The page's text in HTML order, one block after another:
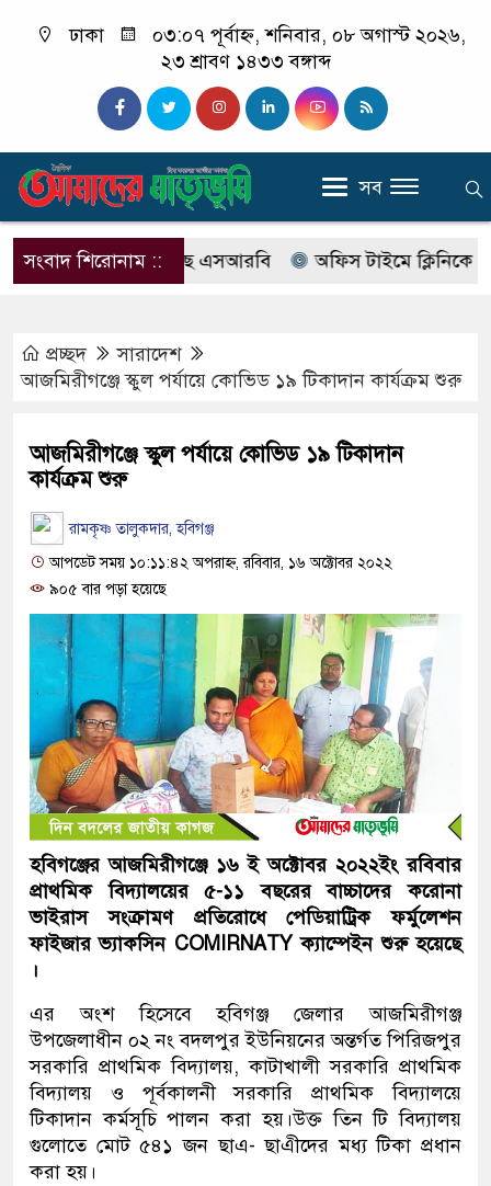
ঢাকা
০৩:০৭ পূর্বাহ্ন, শনিবার, ০৮ অগাস্ট ২০২৬,
২৩ শ্রাবণ ১৪৩৩ বঙ্গাব্দ
সব
সংবাদ শিরোনাম ::
নাম বদলে আসছে এসআরবি অফিস টাইমে ক্লিনিকে
প্রচ্ছদ
সারাদেশ
আজমিরীগঞ্জে স্কুল পর্যায়ে কোভিড ১৯ টিকাদান কার্যক্রম শুরু
আজমিরীগঞ্জে স্কুল পর্যায়ে কোভিড ১৯ টিকাদান
কার্যক্রম শুরু
রামকৃষ্ণ তালুকদার, হবিগঞ্জ
আপডেট সময় ১০:১১:৪২ অপরাহ্ন, রবিবার, ১৬ অক্টোবর ২০২২
৯০৫ বার পড়া হয়েছে
হবিগঞ্জের আজমিরীগঞ্জে ১৬ ই অক্টোবর ২০২২ইং রবিবার
প্রাথমিক বিদ্যালয়ের ৫-১১ বছরের বাচ্চাদের করোনা
ভাইরাস সংক্রামণ প্রতিরোধে পেডিয়াট্রিক ফর্মুলেশন
ফাইজার ভ্যাকসিন COMIRNATY ক্যাম্পেইন শুরু হয়েছে
।
এর অংশ হিসেবে হবিগঞ্জ জেলার আজমিরীগঞ্জ
উপজেলাধীন ০২ নং বদলপুর ইউনিয়নের অন্তর্গত পিরিজপুর
সরকারি প্রাথমিক বিদ্যালয়, কাটাখালী সরকারি প্রাথমিক
বিদ্যালয় ও পূর্বকালনী সরকারি প্রাথমিক বিদ্যালয়ে
টিকাদান কর্মসূচি পালন করা হয়।উক্ত তিন টি বিদ্যালয়
গুলোতে মোট ৫৪১ জন ছাএ- ছাএীদের মধ্য টিকা প্রধান
করা হয়।